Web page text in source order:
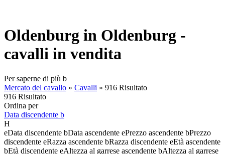
Oldenburg in Oldenburg -
cavalli in vendita
Per saperne di più b
Mercato del cavallo » Cavalli » 916 Risultato
916 Risultato
Ordina per
Data discendente b
H
eData discendente bData ascendente ePrezzo ascendente bPrezzo
discendente eRazza ascendente bRazza discendente eEtà ascendente
bEtà discendente eAltezza al garrese ascendente bAltezza al garrese